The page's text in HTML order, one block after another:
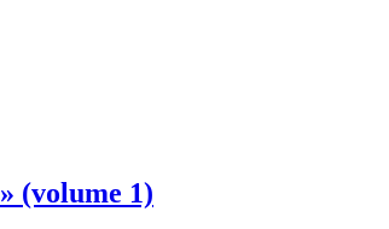
(volume 1)